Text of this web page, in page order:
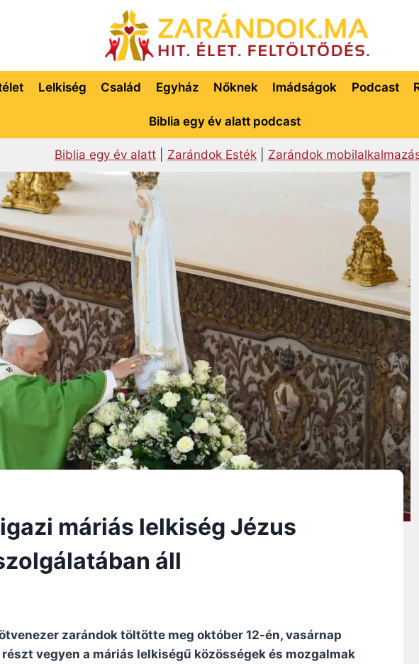
Lelkiség Család Egyház Nőknek Imádságok Podcast
Biblia egy év alatt podcast
Biblia egy év alatt| Zarándok Esték| Zarándok
máriás lelkiség Jézus
áll
zarándok töltötte meg október 12-én, vasárnap
vegyen a máriás lelkiségű közösségek és mozgalmak